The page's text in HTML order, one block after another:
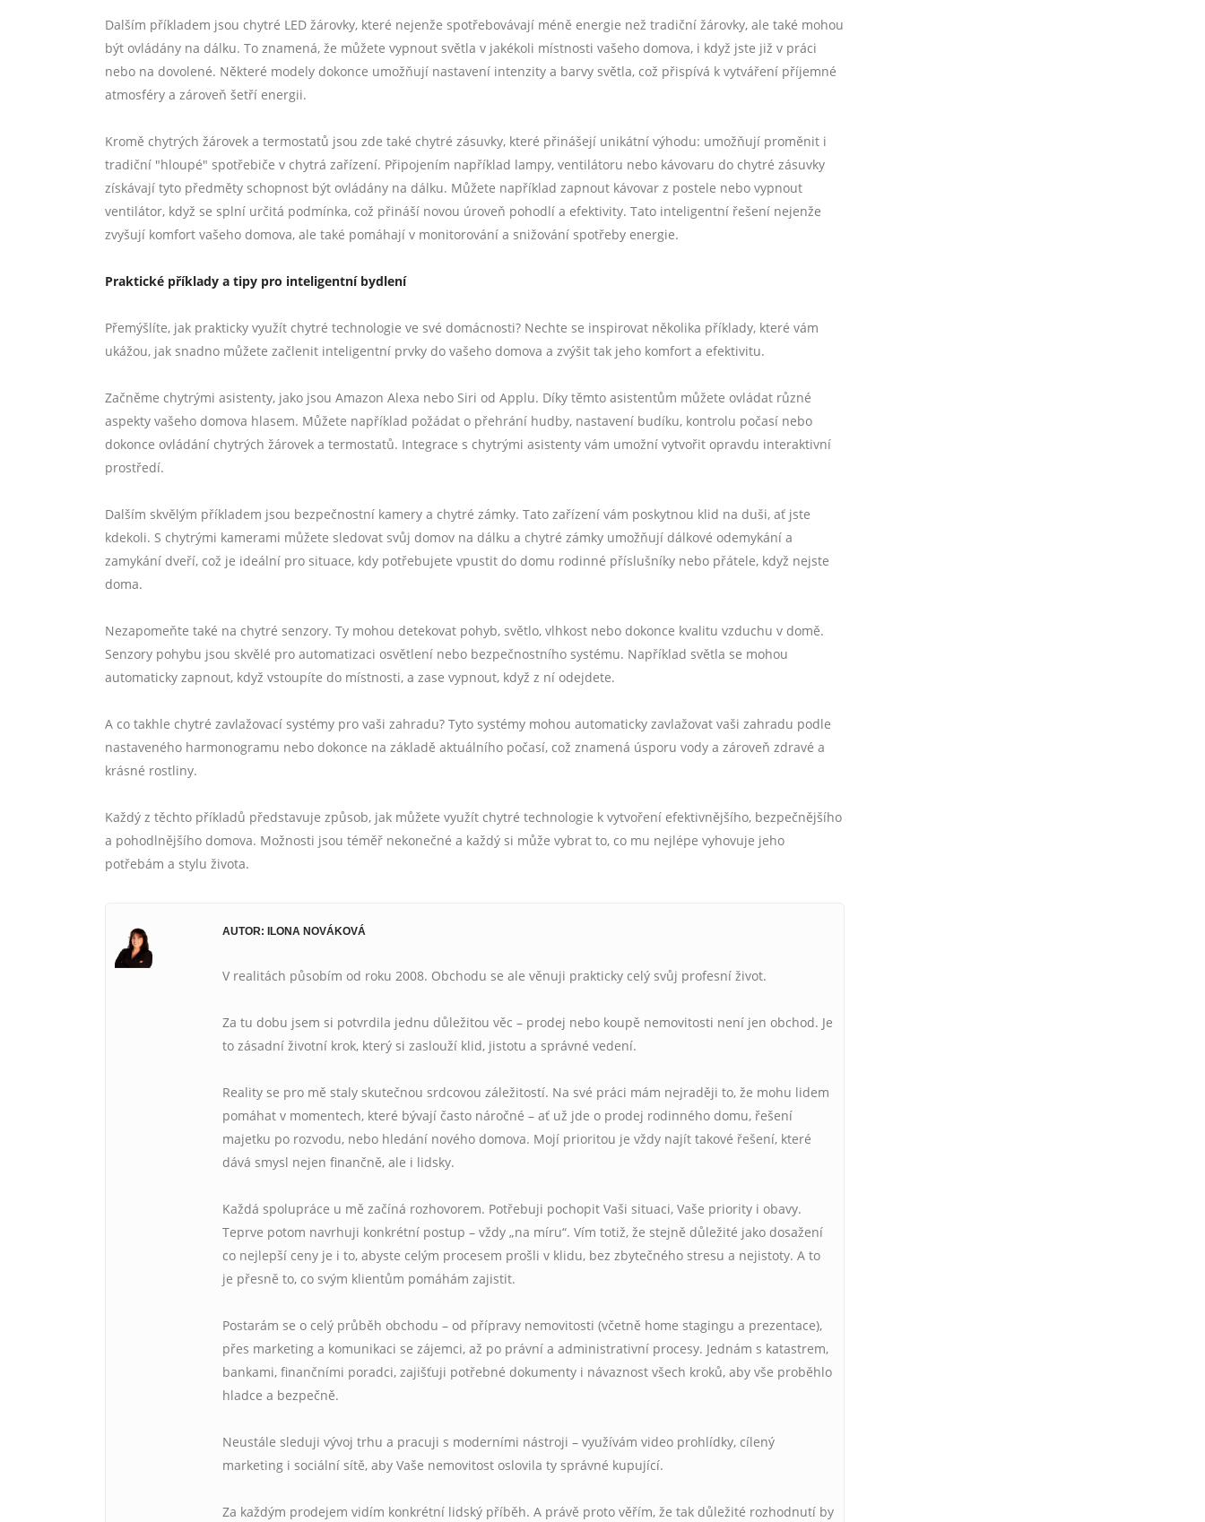
Dalším příkladem jsou chytré LED žárovky, které nejenže spotřebovávají méně energie než tradiční žárovky, ale také mohou
být ovládány na dálku. To znamená, že můžete vypnout světla v jakékoli místnosti vašeho domova, i když jste již v práci
nebo na dovolené. Některé modely dokonce umožňují nastavení intenzity a barvy světla, což přispívá k vytváření příjemné
atmosféry a zároveň šetří energii.
Kromě chytrých žárovek a termostatů jsou zde také chytré zásuvky, které přinášejí unikátní výhodu: umožňují proměnit i
tradiční "hloupé" spotřebiče v chytrá zařízení. Připojením například lampy, ventilátoru nebo kávovaru do chytré zásuvky
získávají tyto předměty schopnost být ovládány na dálku. Můžete například zapnout kávovar z postele nebo vypnout
ventilátor, když se splní určitá podmínka, což přináší novou úroveň pohodlí a efektivity. Tato inteligentní řešení nejenže
zvyšují komfort vašeho domova, ale také pomáhají v monitorování a snižování spotřeby energie.
Praktické příklady a tipy pro inteligentní bydlení
Přemýšlíte, jak prakticky využít chytré technologie ve své domácnosti? Nechte se inspirovat několika příklady, které vám
ukážou, jak snadno můžete začlenit inteligentní prvky do vašeho domova a zvýšit tak jeho komfort a efektivitu.
Začněme chytrými asistenty, jako jsou Amazon Alexa nebo Siri od Applu. Díky těmto asistentům můžete ovládat různé
aspekty vašeho domova hlasem. Můžete například požádat o přehrání hudby, nastavení budíku, kontrolu počasí nebo
dokonce ovládání chytrých žárovek a termostatů. Integrace s chytrými asistenty vám umožní vytvořit opravdu interaktivní
prostředí.
Dalším skvělým příkladem jsou bezpečnostní kamery a chytré zámky. Tato zařízení vám poskytnou klid na duši, ať jste
kdekoli. S chytrými kamerami můžete sledovat svůj domov na dálku a chytré zámky umožňují dálkové odemykání a
zamykání dveří, což je ideální pro situace, kdy potřebujete vpustit do domu rodinné příslušníky nebo přátele, když nejste
doma.
Nezapomeňte také na chytré senzory. Ty mohou detekovat pohyb, světlo, vlhkost nebo dokonce kvalitu vzduchu v domě.
Senzory pohybu jsou skvělé pro automatizaci osvětlení nebo bezpečnostního systému. Například světla se mohou
automaticky zapnout, když vstoupíte do místnosti, a zase vypnout, když z ní odejdete.
A co takhle chytré zavlažovací systémy pro vaši zahradu? Tyto systémy mohou automaticky zavlažovat vaši zahradu podle
nastaveného harmonogramu nebo dokonce na základě aktuálního počasí, což znamená úsporu vody a zároveň zdravé a
krásné rostliny.
Každý z těchto příkladů představuje způsob, jak můžete využít chytré technologie k vytvoření efektivnějšího, bezpečnějšího
a pohodlnějšího domova. Možnosti jsou téměř nekonečné a každý si může vybrat to, co mu nejlépe vyhovuje jeho
potřebám a stylu života.
AUTOR: ILONA NOVÁKOVÁ
V realitách působím od roku 2008. Obchodu se ale věnuji prakticky celý svůj profesní život.
Za tu dobu jsem si potvrdila jednu důležitou věc – prodej nebo koupě nemovitosti není jen obchod. Je
to zásadní životní krok, který si zaslouží klid, jistotu a správné vedení.
Reality se pro mě staly skutečnou srdcovou záležitostí. Na své práci mám nejraději to, že mohu lidem
pomáhat v momentech, které bývají často náročné – ať už jde o prodej rodinného domu, řešení
majetku po rozvodu, nebo hledání nového domova. Mojí prioritou je vždy najít takové řešení, které
dává smysl nejen finančně, ale i lidsky.
Každá spolupráce u mě začíná rozhovorem. Potřebuji pochopit Vaši situaci, Vaše priority i obavy.
Teprve potom navrhuji konkrétní postup – vždy „na míru“. Vím totiž, že stejně důležité jako dosažení
co nejlepší ceny je i to, abyste celým procesem prošli v klidu, bez zbytečného stresu a nejistoty. A to
je přesně to, co svým klientům pomáhám zajistit.
Postarám se o celý průběh obchodu – od přípravy nemovitosti (včetně home stagingu a prezentace),
přes marketing a komunikaci se zájemci, až po právní a administrativní procesy. Jednám s katastrem,
bankami, finančními poradci, zajišťuji potřebné dokumenty i návaznost všech kroků, aby vše proběhlo
hladce a bezpečně.
Neustále sleduji vývoj trhu a pracuji s moderními nástroji – využívám video prohlídky, cílený
marketing i sociální sítě, aby Vaše nemovitost oslovila ty správné kupující.
Za každým prodejem vidím konkrétní lidský příběh. A právě proto věřím, že tak důležité rozhodnutí by